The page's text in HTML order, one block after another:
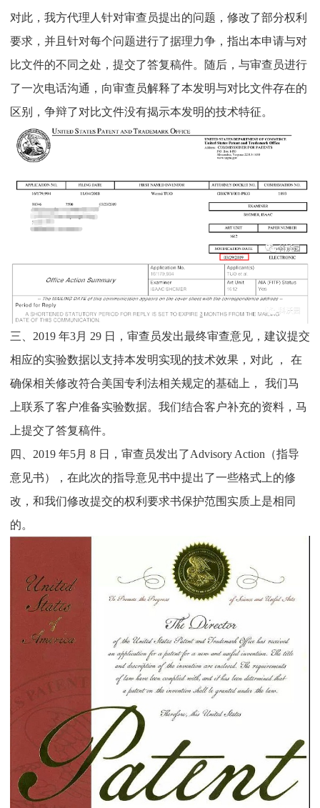
对此，我方代理人针对审查员提出的问题，修改了部分权利
要求，并且针对每个问题进行了据理力争，指出本申请与对
比文件的不同之处，提交了答复稿件。随后，与审查员进行
了一次电话沟通，向审查员解释了本发明与对比文件存在的
区别，争辩了对比文件没有揭示本发明的技术特征。
三 2019 年3月 29 日，审查员发出最终审查意见，建议提交
相应的实验数据以支持本发明实现的技术效果，对此
，
在
确保相关修改符合美国专利法相关规定的基础上，
我们马
上联系了客户准备实验数据。我们结合客户补充的资料，马
上提交了答复稿件。
四
2019 年5月 8 日，审查员发出了Advisory Action （指导
意见书），在此次的指导意见书中提出了一些格式上的修
改，和我们修改提交的权利要求书保护范围实质上是相同
的。